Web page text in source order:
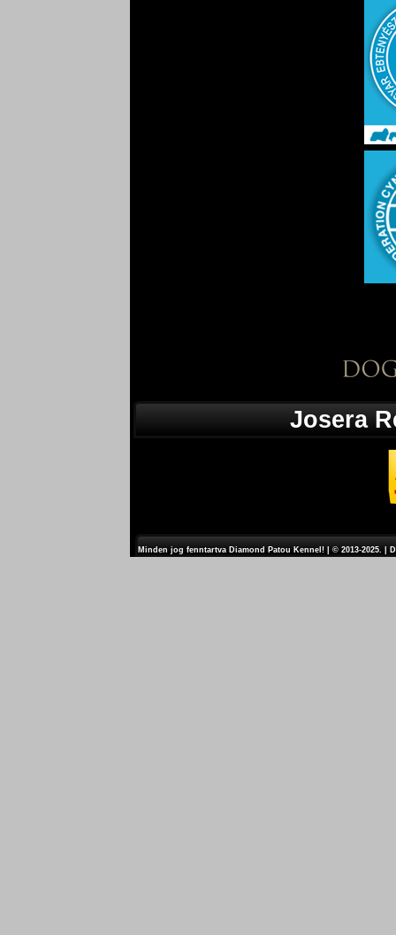
Josera
Minden jog fenntartva Diamond Patou Kennel! | © 2013-2025. |